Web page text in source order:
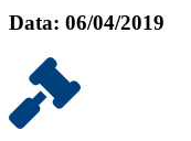
Data: 06/04/2019